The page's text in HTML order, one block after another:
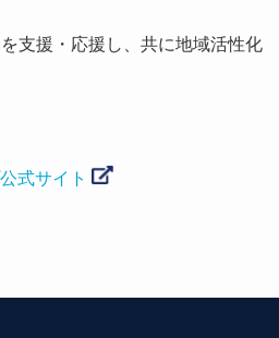
支援・応援し、共に地域活性化
式サイト